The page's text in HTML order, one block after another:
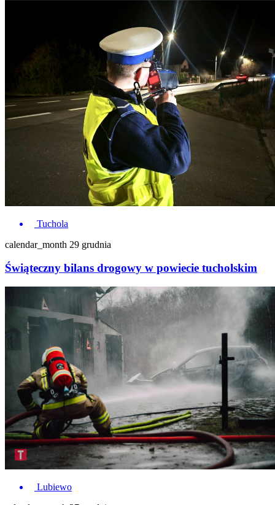
Tuchola
calendar_month 29 grudnia
Świąteczny bilans drogowy w powiecie tucholskim
Lubiewo